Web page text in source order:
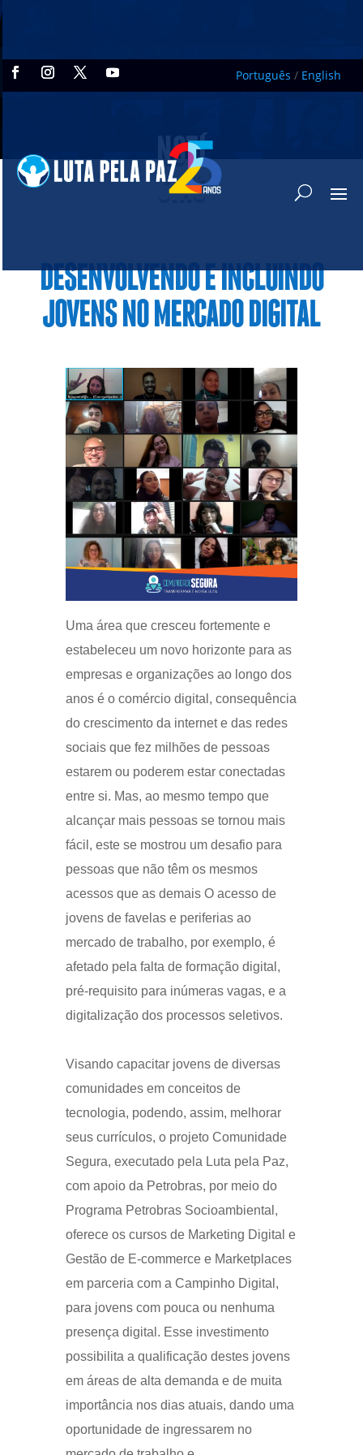
Português / English
NOTÍ
CIAS
DESENVOLVENDO E INCLUINDO
JOVENS NO MERCADO DIGITAL
Uma área que cresceu fortemente e
estabeleceu um novo horizonte para as
empresas e organizações ao longo dos
anos é o comércio digital, consequência
do crescimento da internet e das redes
sociais que fez milhões de pessoas
estarem ou poderem estar conectadas
entre si. Mas, ao mesmo tempo que
alcançar mais pessoas se tornou mais
fácil, este se mostrou um desafio para
pessoas que não têm os mesmos
acessos que as demais O acesso de
jovens de favelas e periferias ao
mercado de trabalho, por exemplo, é
afetado pela falta de formação digital,
pré-requisito para inúmeras vagas, e a
digitalização dos processos seletivos.
Visando capacitar jovens de diversas
comunidades em conceitos de
tecnologia, podendo, assim, melhorar
seus currículos, o projeto Comunidade
Segura, executado pela Luta pela Paz,
com apoio da Petrobras, por meio do
Programa Petrobras Socioambiental,
oferece os cursos de Marketing Digital e
Gestão de E-commerce e Marketplaces
em parceria com a Campinho Digital,
para jovens com pouca ou nenhuma
presença digital. Esse investimento
possibilita a qualificação destes jovens
em áreas de alta demanda e de muita
importância nos dias atuais, dando uma
oportunidade de ingressarem no